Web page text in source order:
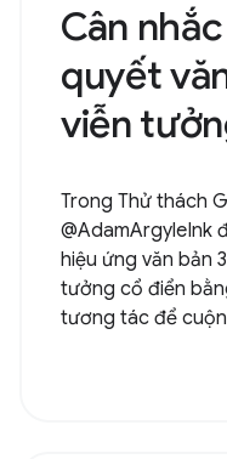
Cân
quyết
viễn
Trong Thử thách
@AdamArgyleInk
hiệu ứng văn bản
tưởng cổ điển
tương tác để